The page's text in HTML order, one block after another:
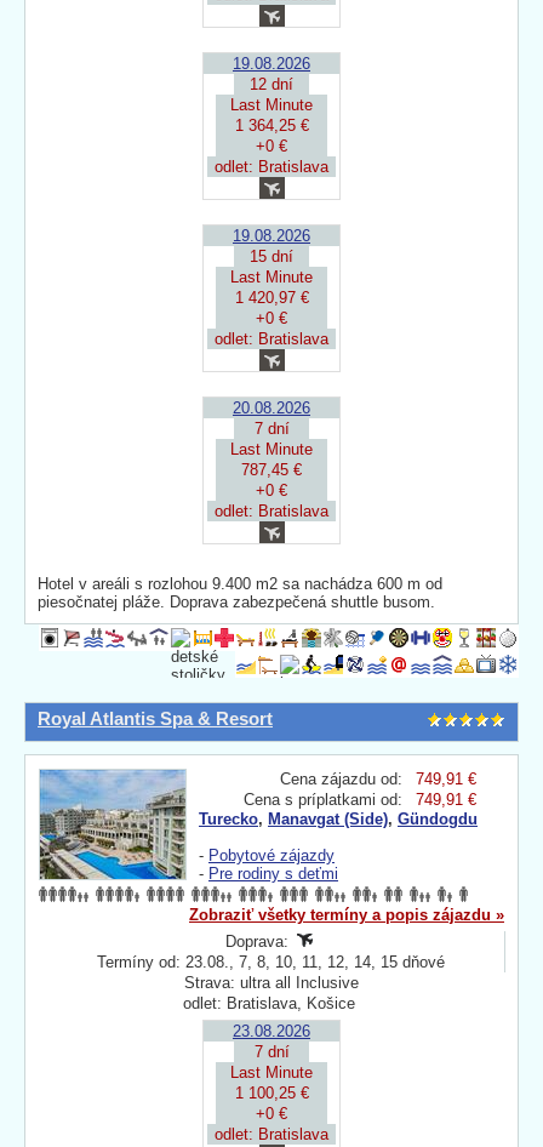
19.08.2026
12 dní
Last Minute
1 364,25 €
+0 €
odlet: Bratislava
19.08.2026
15 dní
Last Minute
1 420,97 €
+0 €
odlet: Bratislava
20.08.2026
7 dní
Last Minute
787,45 €
+0 €
odlet: Bratislava
Hotel v areáli s rozlohou 9.400 m2 sa nachádza 600 m od
piesočnatej pláže. Doprava zabezpečená shuttle busom.
Royal Atlantis Spa & Resort
Cena zájazdu od:
749,91 €
Cena s príplatkami od:
749,91 €
Turecko, Manavgat (Side), Gündogdu
- Pobytové zájazdy
- Pre rodiny s deťmi
Zobraziť všetky termíny a popis zájazdu »
Doprava:
Termíny od: 23.08., 7, 8, 10, 11, 12, 14, 15 dňové
Strava: ultra all Inclusive
odlet: Bratislava, Košice
23.08.2026
7 dní
Last Minute
1 100,25 €
+0 €
odlet: Bratislava